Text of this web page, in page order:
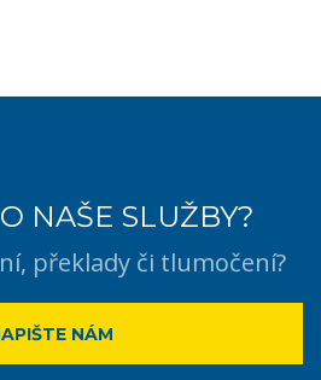
NAŠE SLUŽBY?
překlady či tlumočení?
NÁM